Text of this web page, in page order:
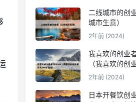
二线城市的创
城市生意）
2年前 (2024)
我喜欢的创业
（我喜欢的创
0字左右）
2年前 (2024)
日本开餐饮创